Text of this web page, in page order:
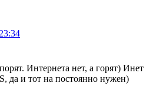
Интернета нет, а горят) Инет
да и тот на постоянно нужен)